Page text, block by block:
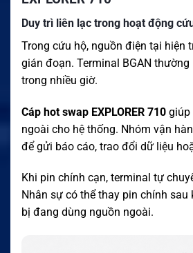
Duy trì liên lạc trong hoạt động
Trong cứu hộ, nguồn điện tại hiện
gián đoạn. Terminal BGAN
trong nhiều giờ.
Cáp hot swap EXPLORER 710 giúp
ngoài cho hệ thống. Nhóm vận
để gửi báo cáo, trao đổi dữ liệu
Khi pin chính cạn, terminal tự
Nhân sự có thể thay pin chính sau
bị đang dùng nguồn ngoài.